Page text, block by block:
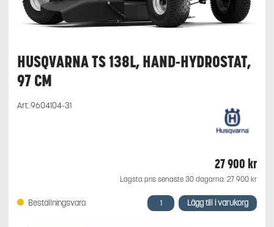
HUSQVARNA TS 138L, HAND-HYDROSTAT,
97 CM
Art:9604104-31
27 900 kr
Lägsta pris senaste 30 dagarna: 27 900 kr
Beställningsvara
Husqvarna
TS
Lägg till i varukorg